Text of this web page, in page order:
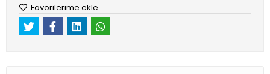
Favorilerime ekle